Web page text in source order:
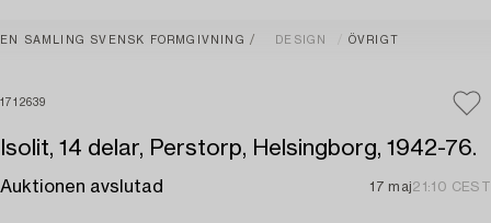
EN SAMLING SVENSK FORMGIVNING DESIGN ÖVRIGT
1712639
Isolit, 14 delar, Perstorp, Helsingborg, 1942-76.
Auktionen avslutad 17 maj21:10 CEST